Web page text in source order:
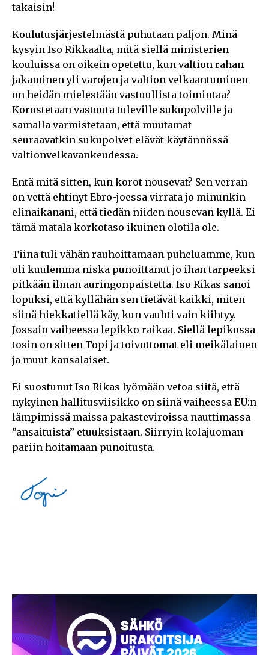
takaisin!
Koulutusjärjestelmästä puhutaan paljon. Minä
kysyin Iso Rikkaalta, mitä siellä ministerien
kouluissa on oikein opetettu, kun valtion rahan
jakaminen yli varojen ja valtion velkaantuminen
on heidän mielestään vastuullista toimintaa?
Korostetaan vastuuta tuleville sukupolville ja
samalla varmistetaan, että muutamat
seuraavatkin sukupolvet elävät käytännössä
valtionvelkavankeudessa.
Entä mitä sitten, kun korot nousevat? Sen verran
on vettä ehtinyt Ebro-joessa virrata jo minunkin
elinaikanani, että tiedän niiden nousevan kyllä. Ei
tämä matala korkotaso ikuinen olotila ole.
Tiina tuli vähän rauhoittamaan puheluamme, kun
oli kuulemma niska punoittanut jo ihan tarpeeksi
pitkään ilman auringonpaistetta. Iso Rikas sanoi
lopuksi, että kyllähän sen tietävät kaikki, miten
siinä hiekkatiellä käy, kun vauhti vain kiihtyy.
Jossain vaiheessa lepikko raikaa. Siellä lepikossa
tosin on sitten Topi ja toivottomat eli meikälainen
ja muut kansalaiset.
Ei suostunut Iso Rikas lyömään vetoa siitä, että
nykyinen hallitusviisikko on siinä vaiheessa EU:n
lämpimissä maissa pakasteviroissa nauttimassa
”ansaituista” etuuksistaan. Siirryin kolajuoman
pariin hoitamaan punoitusta.